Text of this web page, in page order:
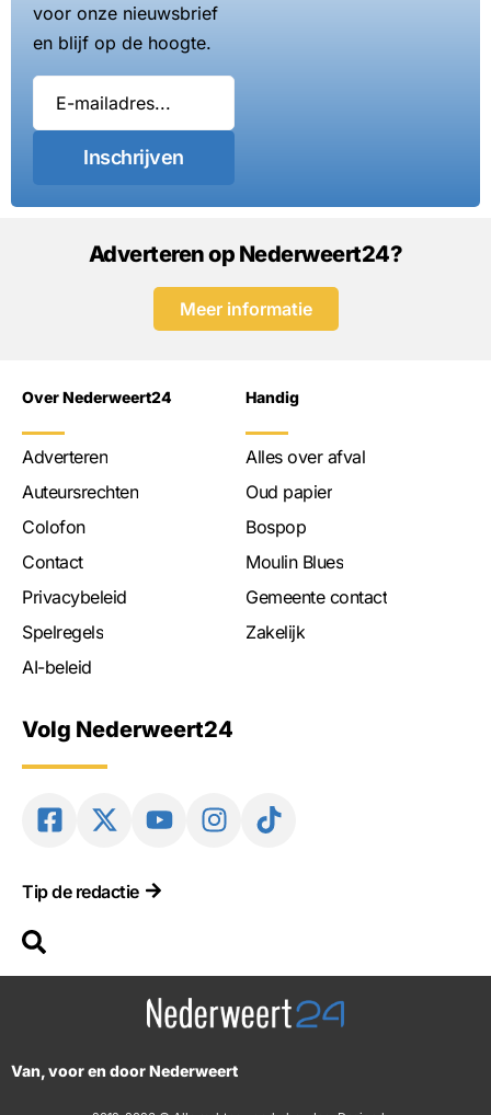
voor onze nieuwsbrief
en blijf op de hoogte.
Inschrijven
Adverteren op Nederweert24?
Meer informatie
Over Nederweert24
Adverteren
Auteursrechten
Colofon
Contact
Privacybeleid
Spelregels
AI-beleid
Handig
Alles over afval
Oud papier
Bospop
Moulin Blues
Gemeente contact
Zakelijk
Volg Nederweert24
Tip de redactie
Van, voor en door Nederweert